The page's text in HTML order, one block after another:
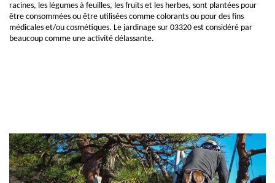
racines, les légumes à feuilles, les fruits et les herbes, sont plantées pour
être consommées ou être utilisées comme colorants ou pour des fins
médicales et/ou cosmétiques. Le jardinage sur 03320 est considéré par
beaucoup comme une activité délassante.